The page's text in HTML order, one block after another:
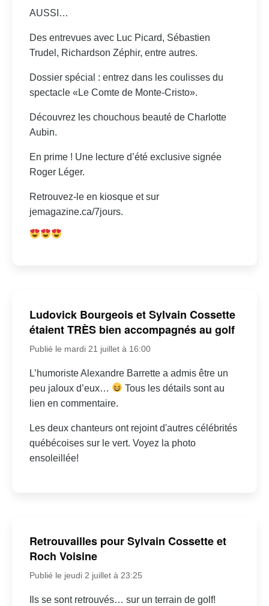
AUSSI…
Des entrevues avec Luc Picard, Sébastien
Trudel, Richardson Zéphir, entre autres.
Dossier spécial : entrez dans les coulisses du
spectacle «Le Comte de Monte-Cristo».
Découvrez les chouchous beauté de Charlotte
Aubin.
En prime ! Une lecture d’été exclusive signée
Roger Léger.
Retrouvez-le en kiosque et sur
jemagazine.ca/7jours.
Ludovick Bourgeois et Sylvain Cossette
étaient TRÈS bien accompagnés au golf
Publié le mardi 21 juillet à 16:00
L’humoriste Alexandre Barrette a admis être un
peu jaloux d’eux…
Tous les détails sont au
lien en commentaire.
Les deux chanteurs ont rejoint d'autres célébrités
québécoises sur le vert. Voyez la photo
ensoleillée!
Retrouvailles pour Sylvain Cossette et
Roch Voisine
Publié le jeudi 2 juillet à 23:25
Ils se sont retrouvés… sur un terrain de golf!